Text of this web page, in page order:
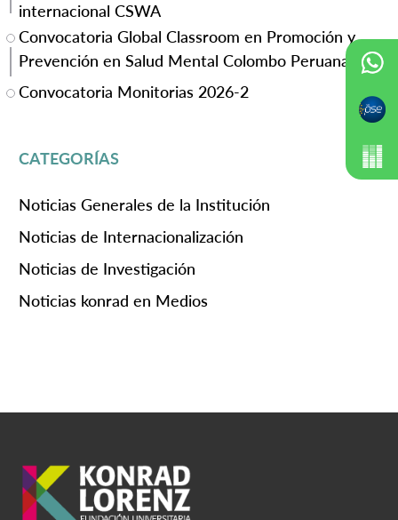
internacional CSWA
Convocatoria Global Classroom en Promoción y
Prevención en Salud Mental Colombo Peruana
Convocatoria Monitorias 2026-2
CATEGORÍAS
Noticias Generales de la Institución
Noticias de Internacionalización
Noticias de Investigación
Noticias konrad en Medios